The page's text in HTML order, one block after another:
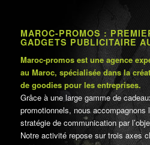
MAROC-PROMOS :
GADGETS PUBLICITAIRE
Maroc-promos est une agence
au Maroc, spécialisée dans la
de goodies pour les entreprises.
Grâce à une large gamme de
promotionnels, nous
stratégie de communication par
Notre activité repose sur trois axes